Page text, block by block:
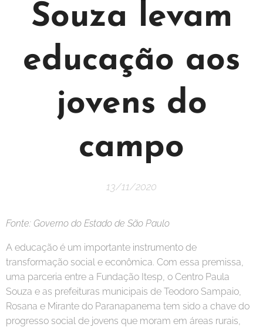
Souza levam
educação aos
jovens do
campo
13/11/2020
Fonte: Governo do Estado de São Paulo
A educação é um importante instrumento de
transformação social e econômica. Com essa premissa,
uma parceria entre a Fundação Itesp, o Centro Paula
Souza e as prefeituras municipais de Teodoro Sampaio,
Rosana e Mirante do Paranapanema tem sido a chave do
progresso social de jovens que moram em áreas rurais,